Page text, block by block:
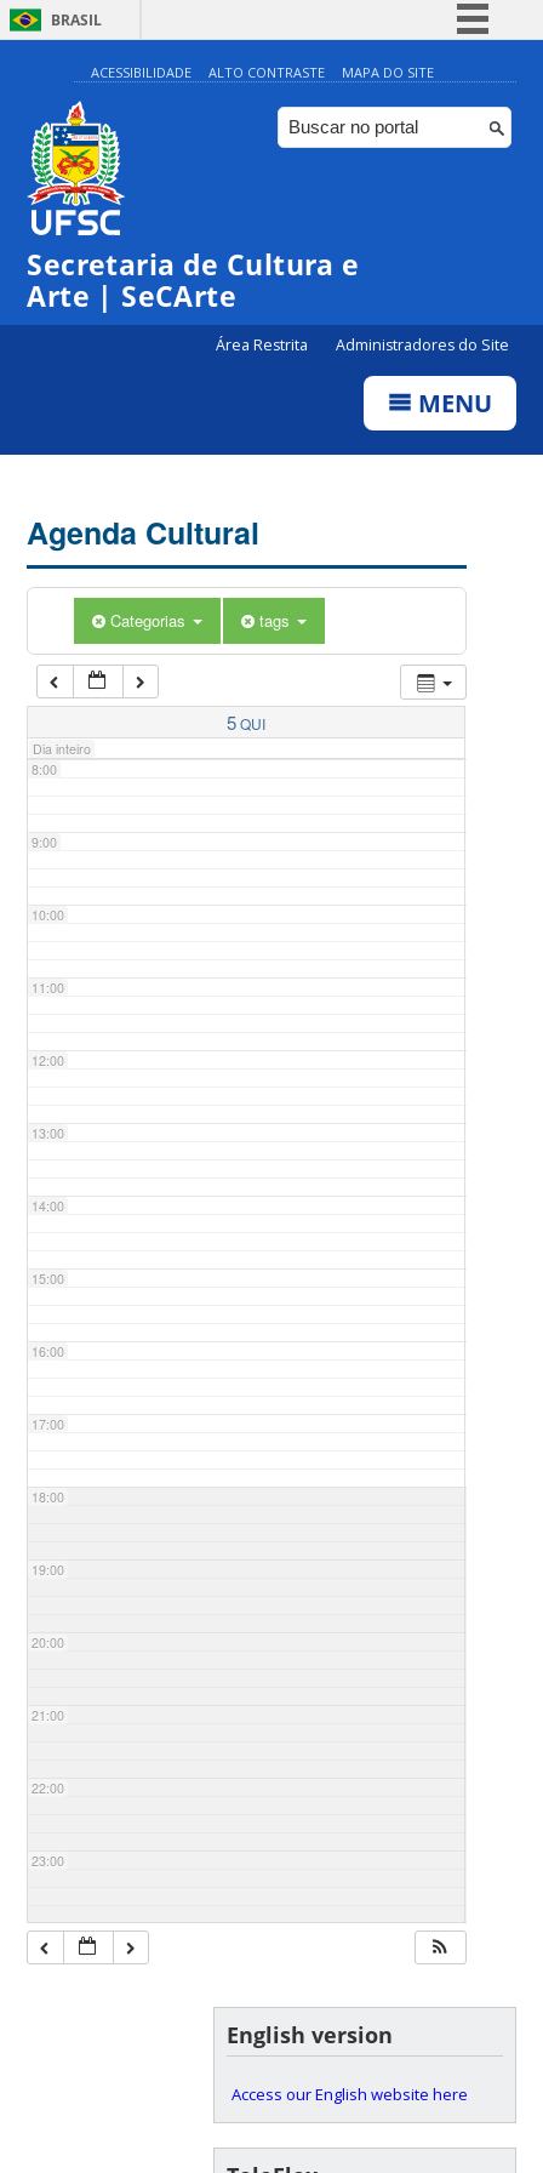
BRASIL
Simplifique!
Comunica BR
Participe
ACESSIBILIDADE ALTO CONTRASTE MAPA DO SITE
Secretaria de Cultura e
Arte | SeCArte
Área Restrita Administradores do Site
MENU
Agenda Cultural
Categorias tags
5QUI
Dia inteiro
0:00
1:00
5:00
7:00
8:00
9:00
10:00
11:00
12:00
13:00
14:00
15:00
16:00
17:00
18:00
19:00
20:00
21:00
22:00
23:00
English version
Access our English website here